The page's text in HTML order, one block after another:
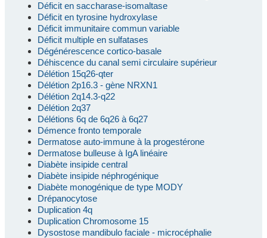
Déficit en saccharase-isomaltase
Déficit en tyrosine hydroxylase
Déficit immunitaire commun variable
Déficit multiple en sulfatases
Dégénérescence cortico-basale
Déhiscence du canal semi circulaire supérieur
Délétion 15q26-qter
Délétion 2p16.3 - gène NRXN1
Délétion 2q14.3-q22
Délétion 2q37
Délétions 6q de 6q26 à 6q27
Démence fronto temporale
Dermatose auto-immune à la progestérone
Dermatose bulleuse à IgA linéaire
Diabète insipide central
Diabète insipide néphrogénique
Diabète monogénique de type MODY
Drépanocytose
Duplication 4q
Duplication Chromosome 15
Dysostose mandibulo faciale - microcéphalie